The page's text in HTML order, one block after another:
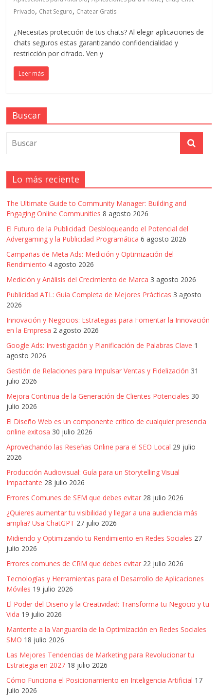
en
Colombia
|
Magazine
de
Publicidad
y
Marketing
|
Noticias
de
Actualidad
y
Mercadeo
en
Colombia
|
Revistas
de
Actualidad
en
Colombia
Revista
iBlue
Marketing
|
Magazine
de
Publicidad,
Mercadeo
y
Privado, Chat Seguro, Chatear Gratis
¿Necesitas protección de tus chats? Al elegir aplicaciones de
chats seguros estas garantizando confidencialidad y
restricción por cifrado. Ven y
Leer más
Buscar
Lo más reciente
The Ultimate Guide to Community Manager: Building and
Engaging Online Communities 8 agosto 2026
El Futuro de la Publicidad: Desbloqueando el Potencial del
Advergaming y la Publicidad Programática 6 agosto 2026
Campañas de Meta Ads: Medición y Optimización del
Rendimiento 4 agosto 2026
Medición y Análisis del Crecimiento de Marca 3 agosto 2026
Publicidad ATL: Guía Completa de Mejores Prácticas 3 agosto
2026
Innovación y Negocios: Estrategias para Fomentar la Innovación
en la Empresa 2 agosto 2026
Google Ads: Investigación y Planificación de Palabras Clave 1
agosto 2026
Gestión de Relaciones para Impulsar Ventas y Fidelización 31
julio 2026
Mejora Continua de la Generación de Clientes Potenciales 30
julio 2026
El Diseño Web es un componente crítico de cualquier presencia
online exitosa 30 julio 2026
Aprovechando las Reseñas Online para el SEO Local 29 julio
2026
Producción Audiovisual: Guía para un Storytelling Visual
Impactante 28 julio 2026
Errores Comunes de SEM que debes evitar 28 julio 2026
¿Quieres aumentar tu visibilidad y llegar a una audiencia más
amplia? Usa ChatGPT 27 julio 2026
Midiendo y Optimizando tu Rendimiento en Redes Sociales 27
julio 2026
Errores comunes de CRM que debes evitar 22 julio 2026
Tecnologías y Herramientas para el Desarrollo de Aplicaciones
Móviles 19 julio 2026
El Poder del Diseño y la Creatividad: Transforma tu Negocio y tu
Vida 19 julio 2026
Mantente a la Vanguardia de la Optimización en Redes Sociales
SMO 18 julio 2026
Las Mejores Tendencias de Marketing para Revolucionar tu
Estrategia en 2027 18 julio 2026
Cómo Funciona el Posicionamiento en Inteligencia Artificial 17
julio 2026